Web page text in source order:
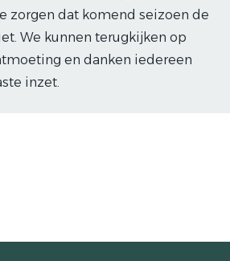
zorgen dat komend seizoen de
We kunnen terugkijken op
en danken iedereen
inzet.